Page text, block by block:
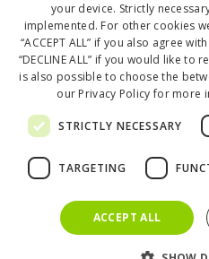
Unizo
View Organizer Website
«Infosessie Creative Shelter
Starten als zelfstandig
Copyright © 2025 Freelancers in
By Freelancers for Freelancers ❤
Disclaimer
Terms & Conditions|
Privacy Policy
|
Cookie Policy
your device. Strictly
implemented. For other cookies
“ACCEPT ALL” if you also agree
“DECLINE ALL” if you would like
is also possible to choose the
our Privacy Policy for more
STRICTLY NECESSARY
TARGETING
ACCEPT ALL